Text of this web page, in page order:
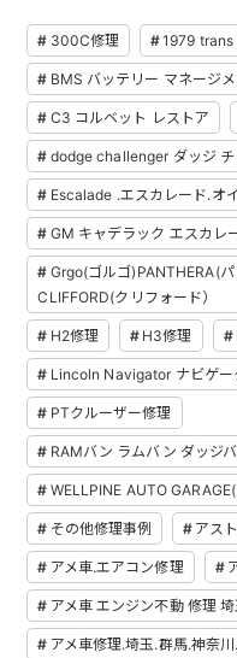
300C修理 1979 trans
BMS バッテリー マネージ
C3 コルベット レストア
dodge challenger ダッジ
Escalade .エスカレード.オ
GM キャデラック エスカレ
Grgo(ゴルゴ)PANTHERA(パ
CLIFFORD(クリフォード）
H2修理 H3修理
Lincoln Navigator ナビゲー
PTクルーザー修理
RAMバン ラムバン ダッジ
WELLPINE AUTO
その他修理事例 アス
アメ車.エアコン修理
アメ車 エンジン不動 修理
アメ車修理.埼玉.群馬.神奈